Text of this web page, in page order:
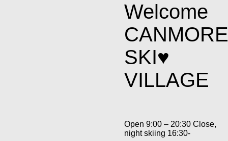
Welcome
CANMORE
SKI♥
VILLAGE
Open 9:00 – 20:30 Close,
night skiing 16:30-